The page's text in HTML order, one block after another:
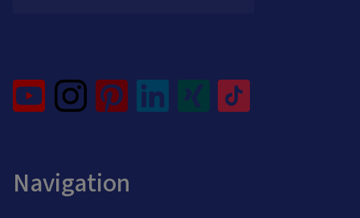
Navigation